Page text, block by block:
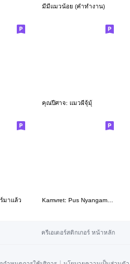
มีมี่แมวน้อย (คำทำงาน)
คุณปีศาจ: แมวผีจุ้มุ้
มาแล้ว
ครีเอเตอร์สติกเกอร์ หน้าหลัก